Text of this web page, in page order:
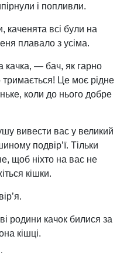
і попливли.
каченята всі були на
плавало з усіма.
качка, — бач, як гарно
Це моє рідне
коли до нього добре
вивести вас у великий
подвір’ї. Тільки
щоб ніхто на вас не
кішки.
родини качок билися за
кішці.